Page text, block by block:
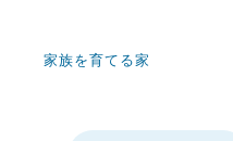
家族を育てる家